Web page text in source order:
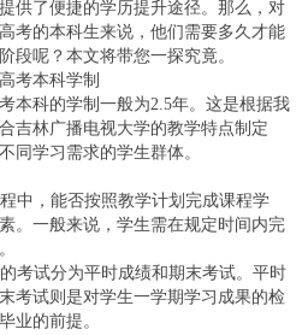
供了便捷的学历提升途径。那么，对
考的本科生来说，他们需要多久才能
段呢？本文将带您一探究竟。
考本科学制
科的学制一般为2.5年。这是根据我
吉林广播电视大学的教学特点制定
同学习需求的学生群体。
，能否按照教学计划完成课程学
。一般来说，学生需在规定时间内完
试分为平时成绩和期末考试。平时
考试则是对学生一学期学习成果的检
业的前提。